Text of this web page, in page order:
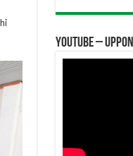
YOUTUBE –